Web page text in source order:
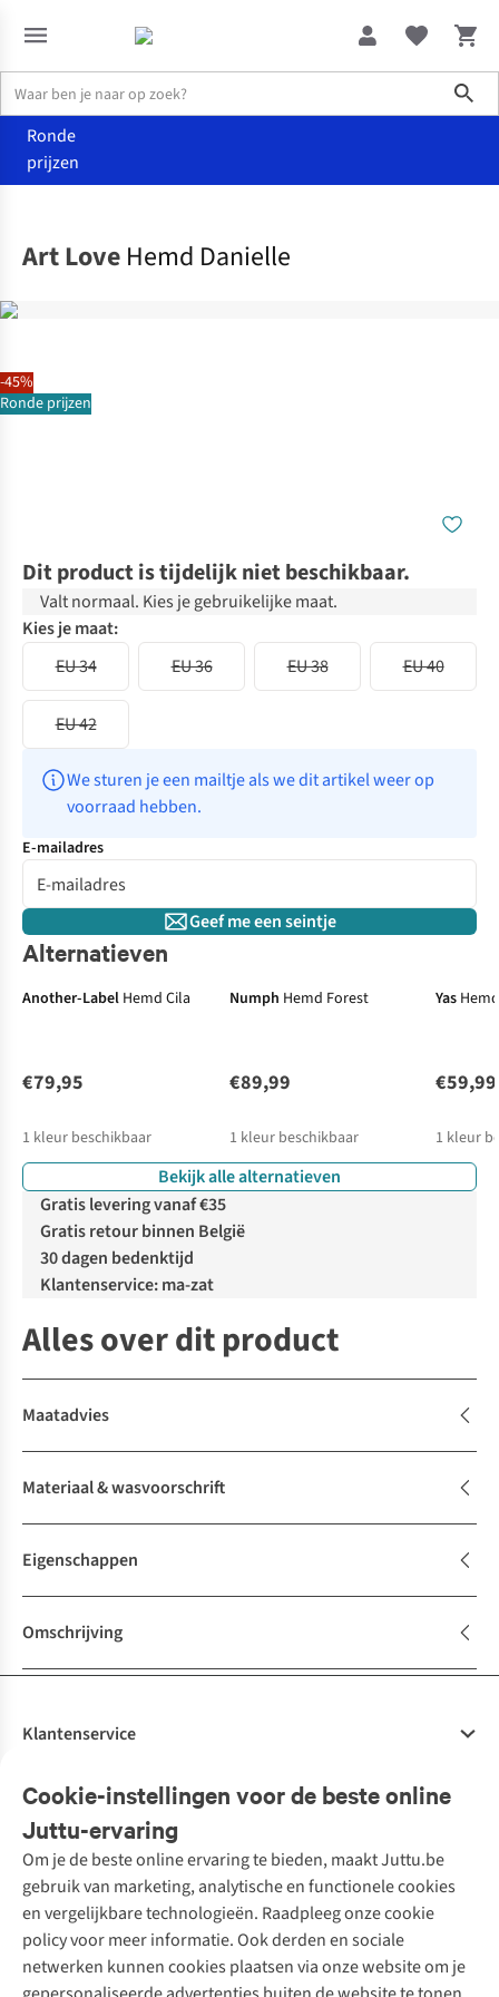
Ronde
prijzen
-45%
Ronde prijzen
Art Love Hemd Danielle
Dit product is tijdelijk niet beschikbaar.
Valt normaal. Kies je gebruikelijke maat.
Kies je maat:
EU 34
EU 36 EU 38 EU 40
EU 42
We sturen je een mailtje als we dit artikel weer op
voorraad hebben.
E-mailadres
Geef me een seintje
Alternatieven
Another-Label Hemd Cila
€79,95
1 kleur beschikbaar
Numph Hemd Forest
€89,99
1 kleur beschikbaar
Yas
€59,99
1 kleur
Bekijk alle alternatieven
Gratis levering vanaf €35
Gratis retour binnen België
30 dagen bedenktijd
Klantenservice: ma-zat
Alles over dit product
Maatadvies
Materiaal & wasvoorschrift
Eigenschappen
Omschrijving
Cookie-instellingen voor de beste online
Juttu-ervaring
Om je de beste online ervaring te bieden, maakt Juttu.be
gebruik van marketing, analytische en functionele cookies
en vergelijkbare technologieën. Raadpleeg onze cookie
policy voor meer informatie. Ook derden en sociale
netwerken kunnen cookies plaatsen via onze website om je
Klantenservice
Bestellen
Betalen
10% studentenkorting
Klarna - achteraf betalen
Levering
Retourneren
Bestelling herroepen
Onze diensten
Tweedehands - ReJUsed
Kledingatelier
Personal shopping
Textielbox
Events / workshops
Juttu
Over ons
Juttu Friends
Inspiratie
Werken bij Juttu
Merken
Nathalie Vleeschouwer